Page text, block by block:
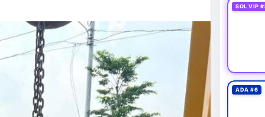
SOL VIP
ADA #6